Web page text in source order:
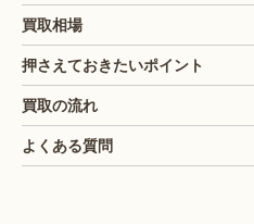
買取相場
押さえておきたいポイント
買取の流れ
よくある質問